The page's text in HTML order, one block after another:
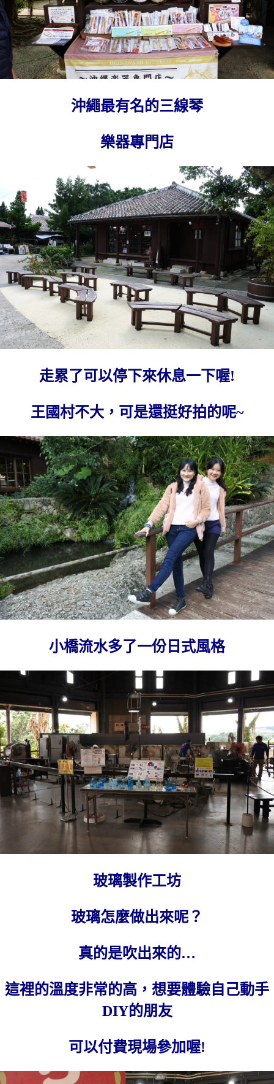
沖繩最有名的三線琴
樂器專門店
走累了可以停下來休息一下喔!
王國村不大，可是還挺好拍的呢~
小橋流水多了一份日式風格
玻璃製作工坊
玻璃怎麼做出來呢？
真的是吹出來的…
這裡的溫度非常的高，想要體驗自己動手
DIY的朋友
可以付費現場參加喔!